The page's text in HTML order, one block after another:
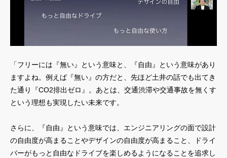
「フリーには『無い』という意味と、『自由』という意味があり
ますよね。例えば『無い』の方だと、先ほど土井の話でも出てき
た通り『CO2排出ゼロ』。あとは、交通渋滞や交通事故を無くす
という理想も実現したい未来です。
さらに、『自由』という意味では、エンジニアリングの面で設計
の自由度が高まることやデザインの自由度が高まること、ドライ
バーがもっと自由なドライブを楽しめるようになることを追求し